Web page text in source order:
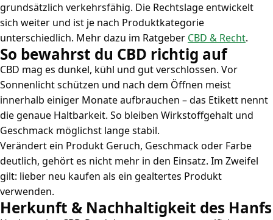
grundsätzlich verkehrsfähig. Die Rechtslage entwickelt
sich weiter und ist je nach Produktkategorie
unterschiedlich. Mehr dazu im Ratgeber CBD & Recht.
So bewahrst du CBD richtig auf
CBD mag es dunkel, kühl und gut verschlossen. Vor
Sonnenlicht schützen und nach dem Öffnen meist
innerhalb einiger Monate aufbrauchen – das Etikett nennt
die genaue Haltbarkeit. So bleiben Wirkstoffgehalt und
Geschmack möglichst lange stabil.
Verändert ein Produkt Geruch, Geschmack oder Farbe
deutlich, gehört es nicht mehr in den Einsatz. Im Zweifel
gilt: lieber neu kaufen als ein gealtertes Produkt
verwenden.
Herkunft & Nachhaltigkeit des Hanfs